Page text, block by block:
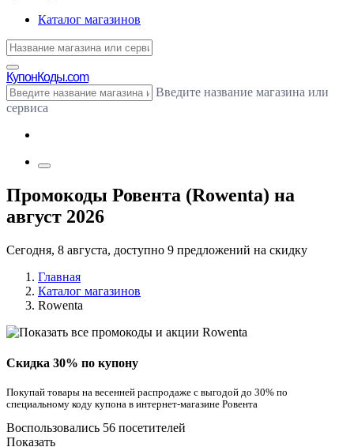
Каталог магазинов
КупонКоды.com
Введите название магазина или
сервиса
Промокоды Ровента (Rowenta) на
август 2026
Сегодня, 8 августа, доступно 9 предложений на скидку
Главная
Каталог магазинов
Rowenta
Скидка 30% по купону
Покупай товары на весенней распродаже с выгодой до 30% по
специальному коду купона в интернет-магазине Ровента
Воспользовались 56 посетителей
Показать